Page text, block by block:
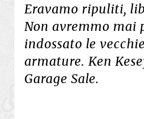
Eravamo ripuliti,
Non avremmo mai
indossato le vecchie
armature. Ken
Garage Sale.